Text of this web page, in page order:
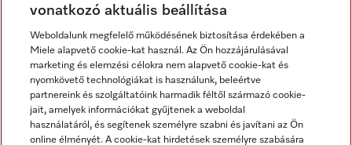
Hírlevél
vonatkozó aktuális beállítása
Weboldalunk megfelelő működésének biztosítása érdekében a
Miele alapvető cookie-kat használ. Az Ön hozzájárulásával
marketing és elemzési célokra nem alapvető cookie-kat és
nyomkövető technológiákat is használunk, beleértve
partnereink és szolgáltatóink harmadik féltől származó cookie-
jait, amelyek információkat gyűjtenek a weboldal
használatáról, és segítenek személyre szabni és javítani az Ön
online élményét. A cookie-kat hirdetések személyre szabására